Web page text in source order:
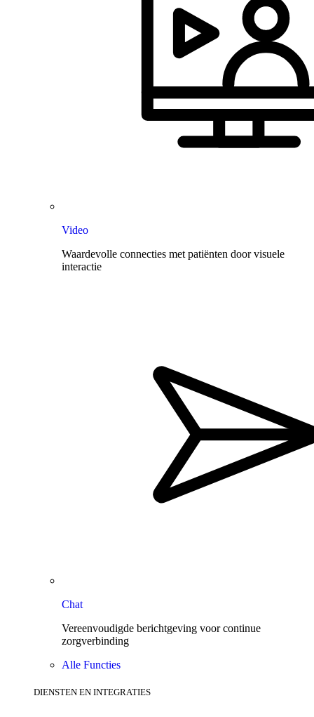
Video
Waardevolle connecties met patiënten door visuele
interactie
Chat
Vereenvoudigde berichtgeving voor continue
zorgverbinding
Alle Functies
DIENSTEN EN INTEGRATIES